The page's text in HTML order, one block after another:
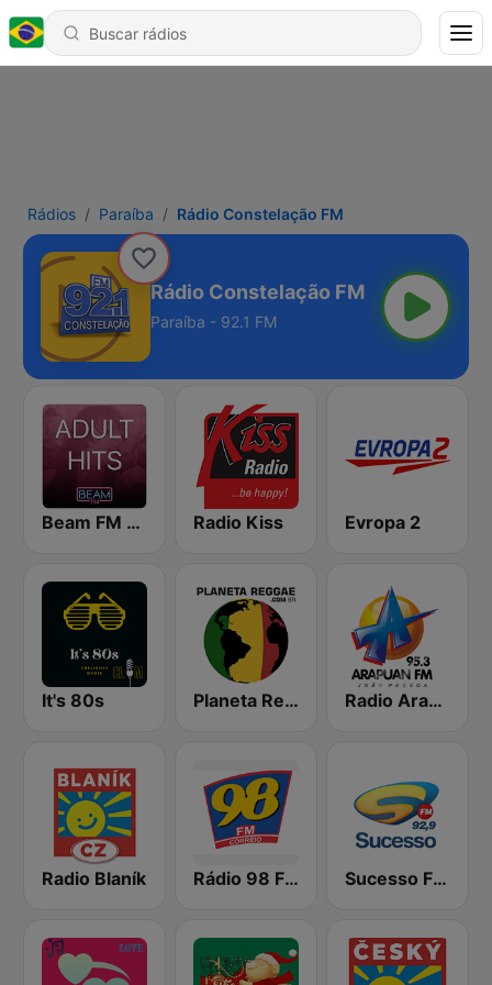
Rádios Paraíba Rádio Constelação FM
Rádio Constelação FM
Paraíba - 92.1 FM
Beam FM - Adult Hits Radio Kiss Evropa 2
It's 80s Planeta Reggae Radio Arapuan - João Pessoa
Radio Blaník Rádio 98 FM Correio Sucesso FM 92.9